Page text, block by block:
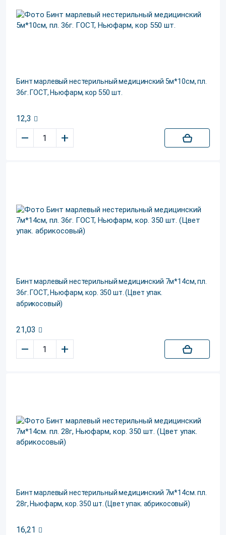
Бинт марлевый нестерильный медицинский 5м*10см, пл.
36г. ГОСТ, Ньюфарм, кор 550 шт.
12,3
– +
Бинт марлевый нестерильный медицинский 7м*14см, пл.
36г. ГОСТ, Ньюфарм, кор. 350 шт. (Цвет упак.
абрикосовый)
21,03
– +
Бинт марлевый нестерильный медицинский 7м*14см. пл.
28г, Ньюфарм, кор. 350 шт. (Цвет упак. абрикосовый)
16,21